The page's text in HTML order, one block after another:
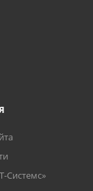
Системс»